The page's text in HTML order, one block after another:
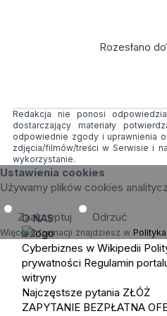
Rozesłano do
Redakcja nie ponosi
dostarczający materiały
odpowiednie zgody i uprawnienia
zdjęcia/filmów/treści w Serwisie i
wykorzystanie.
Ustawienia cookies
Używamy plików cookies
Zaakceptuj Odrzuć
Więcej informacji znajdziesz w
O NAS
Cyberbiznes w Wikipedii
prywatności Regulamin
witryny
Najczęstsze pytania ZŁÓŻ
ZAPYTANIE BEZPŁATNA